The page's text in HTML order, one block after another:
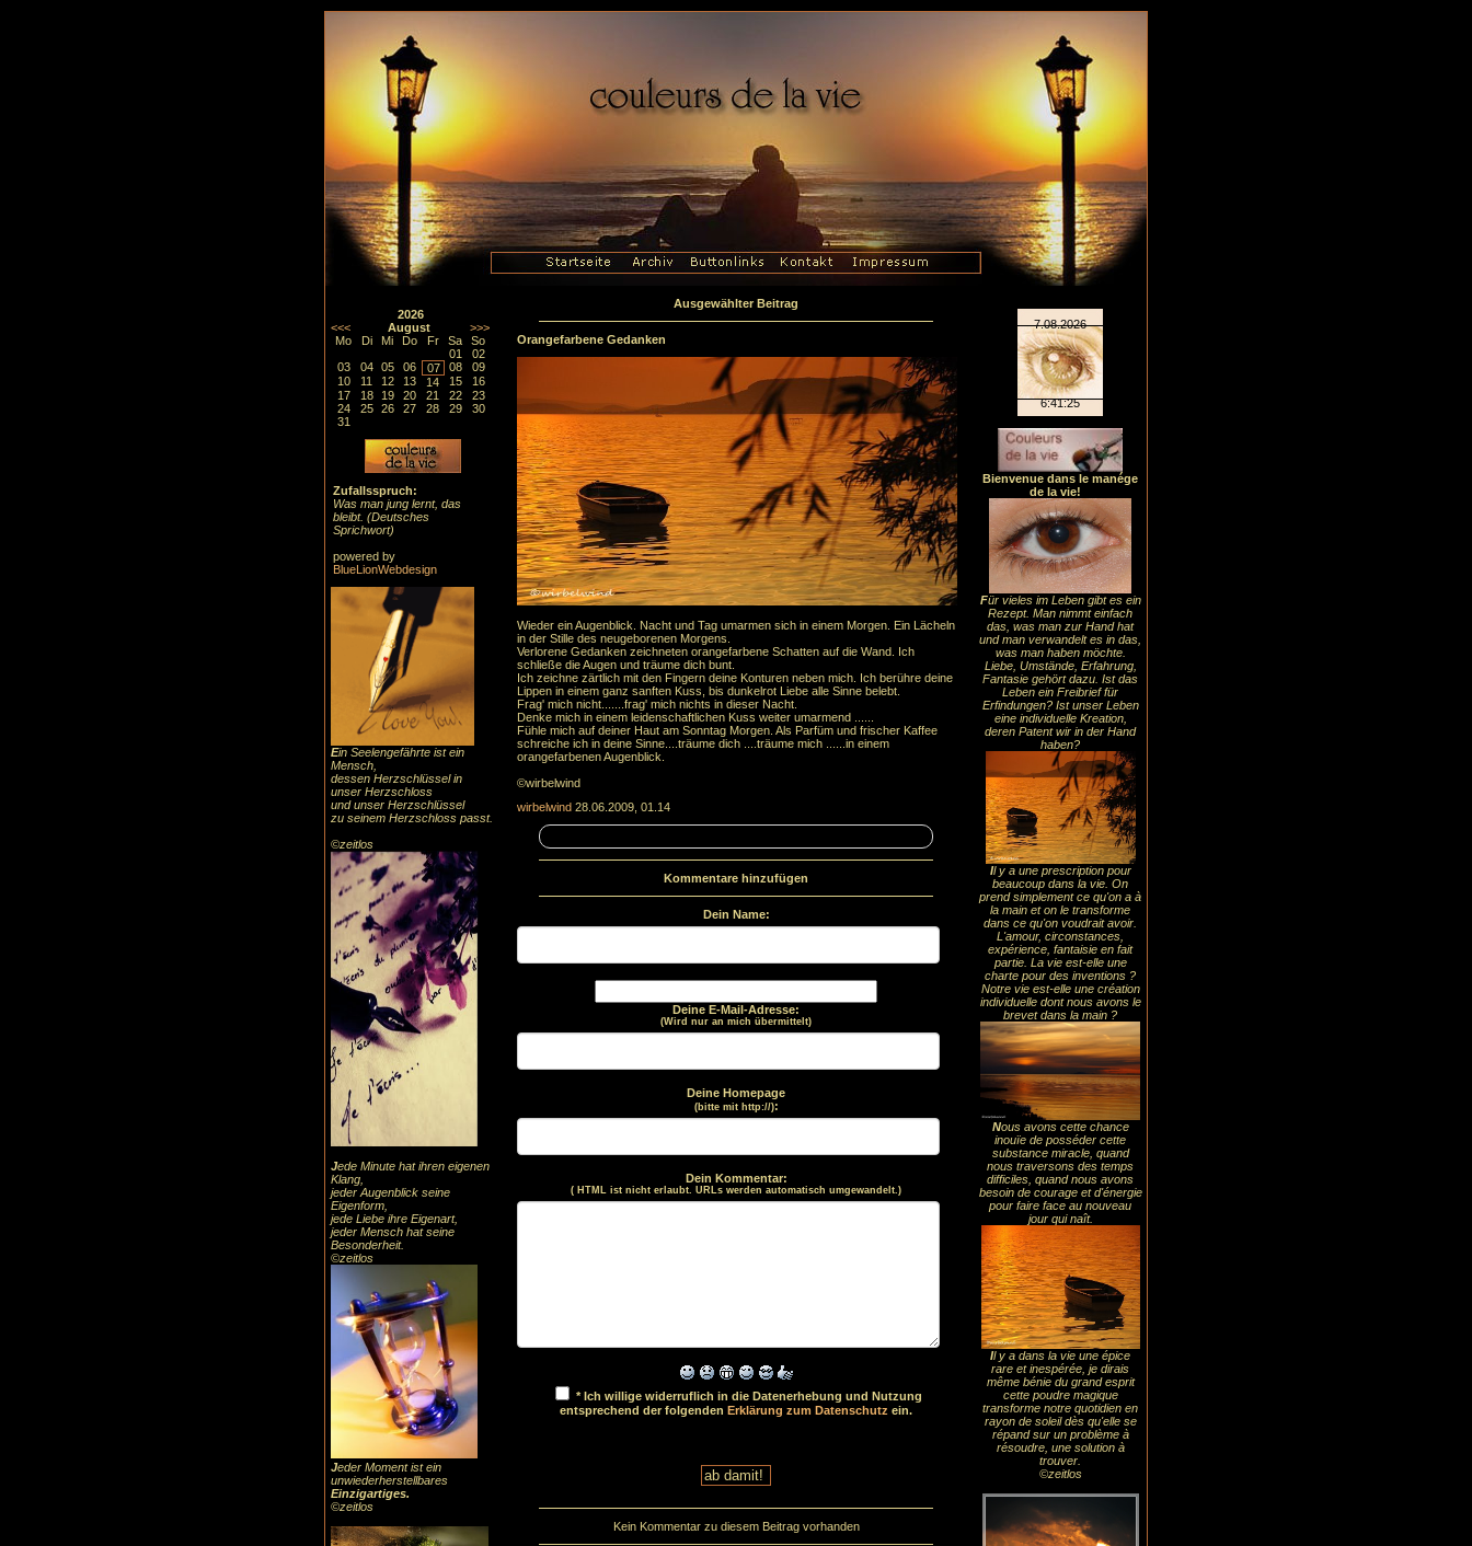
2026
<<<
August
>>>
Mo
Di Mi Do Fr Sa
So
01
02
03
04 05 06 07 08
09
10
11 12 13 14 15
16
17
18 19 20 21 22
23
24
25 26 27 28 29
30
31
Zufallsspruch:
Was man jung lernt, das
bleibt. (Deutsches
Sprichwort)
powered by
BlueLionWebdesign
Ein Seelengefährte ist ein
Mensch,
dessen Herzschlüssel in
unser Herzschloss
und unser Herzschlüssel
zu seinem Herzschloss passt.
©zeitlos
Jede Minute hat ihren eigenen
Klang,
jeder Augenblick seine
Eigenform,
jede Liebe ihre Eigenart,
jeder Mensch hat seine
Besonderheit.
©zeitlos
Jeder Moment ist ein
unwiederherstellbares
Einzigartiges.
©zeitlos
Ausgewählter Beitrag
Orangefarbene Gedanken
Wieder ein Augenblick. Nacht und Tag umarmen sich in einem Morgen. Ein Lächeln
in der Stille des neugeborenen Morgens.
Verlorene Gedanken zeichneten orangefarbene Schatten auf die Wand. Ich
schließe die Augen und träume dich bunt.
Ich zeichne zärtlich mit den Fingern deine Konturen neben mich. Ich berühre deine
Lippen in einem ganz sanften Kuss, bis dunkelrot Liebe alle Sinne belebt.
Frag' mich nicht.......frag' mich nichts in dieser Nacht.
Denke mich in einem leidenschaftlichen Kuss weiter umarmend ......
Fühle mich auf deiner Haut am Sonntag Morgen. Als Parfüm und frischer Kaffee
schreiche ich in deine Sinne....träume dich ....träume mich ......in einem
orangefarbenen Augenblick.
©wirbelwind
wirbelwind 28.06.2009, 01.14
Kommentare hinzufügen
Dein Name:
Deine E-Mail-Adresse:
(Wird nur an mich übermittelt)
Deine Homepage
(bitte mit http://):
Dein Kommentar:
( HTML ist nicht erlaubt. URLs werden automatisch umgewandelt.)
* Ich willige widerruflich in die Datenerhebung und Nutzung
entsprechend der folgenden Erklärung zum Datenschutz ein.
Kein Kommentar zu diesem Beitrag vorhanden
Bienvenue dans le manége
de la vie!
Für vieles im Leben gibt es ein
Rezept. Man nimmt einfach
das, was man zur Hand hat
und man verwandelt es in das,
was man haben möchte.
Liebe, Umstände, Erfahrung,
Fantasie gehört dazu. Ist das
Leben ein Freibrief für
Erfindungen? Ist unser Leben
eine individuelle Kreation,
deren Patent wir in der Hand
haben?
Il y a une prescription pour
beaucoup dans la vie. On
prend simplement ce qu'on a à
la main et on le transforme
dans ce qu'on voudrait avoir.
L'amour, circonstances,
expérience, fantaisie en fait
partie. La vie est-elle une
charte pour des inventions ?
Notre vie est-elle une création
individuelle dont nous avons le
brevet dans la main ?
Nous avons cette chance
inouïe de posséder cette
substance miracle, quand
nous traversons des temps
difficiles, quand nous avons
besoin de courage et d'énergie
pour faire face au nouveau
jour qui naît.
Il y a dans la vie une épice
rare et inespérée, je dirais
même bénie du grand esprit
cette poudre magique
transforme notre quotidien en
rayon de soleil dès qu'elle se
répand sur un problème à
résoudre, une solution à
trouver.
©zeitlos